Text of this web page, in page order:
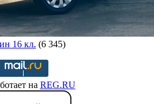
16 кл. (6 345)
на REG.RU